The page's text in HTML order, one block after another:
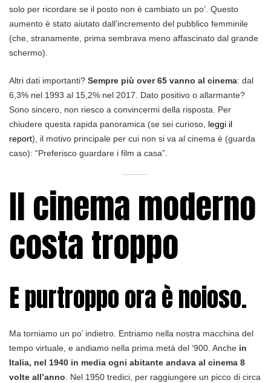
solo per ricordare se il posto non è cambiato un po’. Questo
aumento è stato aiutato dall’incremento del pubblico femminile
(che, stranamente, prima sembrava meno affascinato dal grande
schermo).
Altri dati importanti? Sempre più over 65 vanno al cinema: dal
6,3% nel 1993 al 15,2% nel 2017. Dato positivo o allarmante?
Sono sincero, non riesco a convincermi della risposta. Per
chiudere questa rapida panoramica (se sei curioso, leggi il
report), il motivo principale per cui non si va al cinema è (guarda
caso): “Preferisco guardare i film a casa”.
Il cinema moderno
costa troppo
E purtroppo ora è noioso.
Ma torniamo un po’ indietro. Entriamo nella nostra macchina del
tempo virtuale, e andiamo nella prima metà del ‘900. Anche in
Italia, nel 1940 in media ogni abitante andava al cinema 8
volte all’anno. Nel 1950 tredici, per raggiungere un picco di circa